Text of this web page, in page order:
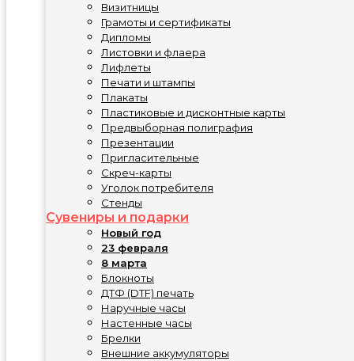
Визитницы
Грамоты и сертификаты
Дипломы
Листовки и флаера
Лифлеты
Печати и штампы
Плакаты
Пластиковые и дисконтные карты
Предвыборная полиграфия
Презентации
Пригласительные
Скреч-карты
Уголок потребителя
Стенды
Сувениры и подарки
Новый год
23 февраля
8 марта
Блокноты
ДТФ (DTF) печать
Наручные часы
Настенные часы
Брелки
Внешние аккумуляторы